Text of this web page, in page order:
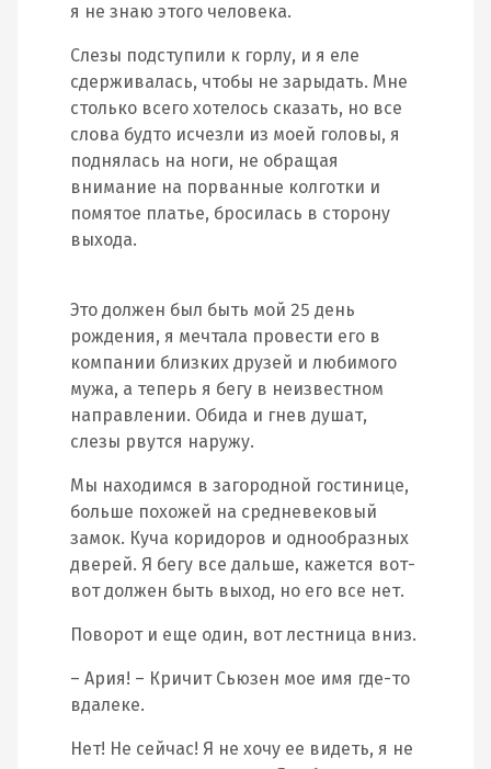
я не знаю этого человека.
Слезы подступили к горлу, и я еле
сдерживалась, чтобы не зарыдать. Мне
столько всего хотелось сказать, но все
слова будто исчезли из моей головы, я
поднялась на ноги, не обращая
внимание на порванные колготки и
помятое платье, бросилась в сторону
выхода.
Это должен был быть мой 25 день
рождения, я мечтала провести его в
компании близких друзей и любимого
мужа, а теперь я бегу в неизвестном
направлении. Обида и гнев душат,
слезы рвутся наружу.
Мы находимся в загородной гостинице,
больше похожей на средневековый
замок. Куча коридоров и однообразных
дверей. Я бегу все дальше, кажется вот-
вот должен быть выход, но его все нет.
Поворот и еще один, вот лестница вниз.
– Ария! – Кричит Сьюзен мое имя где-то
вдалеке.
Нет! Не сейчас! Я не хочу ее видеть, я не